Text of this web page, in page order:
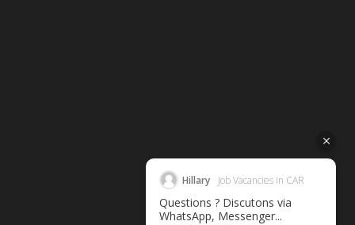
Hillary Job Vacancies in CAR
Questions ? Discutons via
WhatsApp, Messenger...